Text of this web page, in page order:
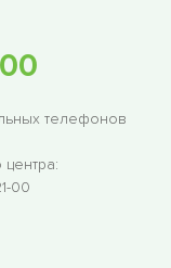
телефонов
00